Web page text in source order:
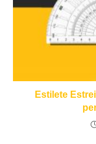
Estilete